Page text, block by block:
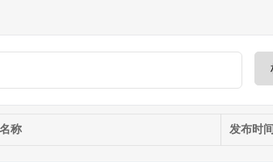
称 发布时间